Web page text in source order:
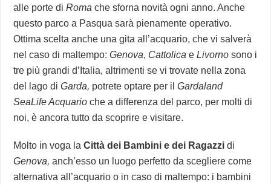
alle porte diRoma che sforna novità ogni anno. Anche
questo parco a Pasqua sarà pienamente operativo.
Ottima scelta anche una gita all’acquario, che vi salverà
nel caso di maltempo:Genova, Cattolica eLivorno sono i
tre più grandi d’Italia, altrimenti se vi trovate nella zona
del lago diGarda, potrete optare per ilGardaland
SeaLife Acquario che a differenza del parco, per molti di
noi, è ancora tutto da scoprire e visitare.
Molto in voga la Città dei Bambini e dei Ragazzi di
Genova, anch’esso un luogo perfetto da scegliere come
alternativa all’acquario o in caso di maltempo: i bambini